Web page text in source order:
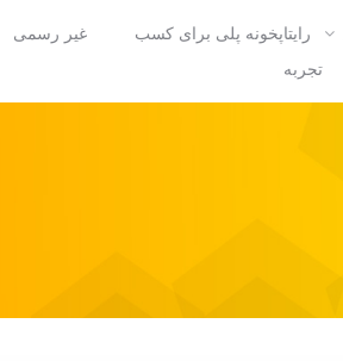
رایتاپخونه پلی برای کسب
تجربه
غیر رسمی